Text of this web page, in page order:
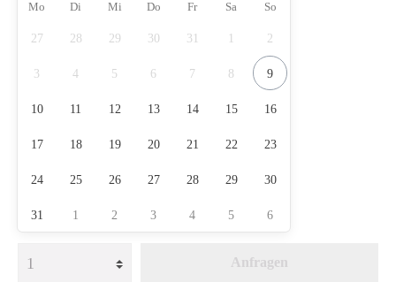
Mo Di Mi Do Fr Sa So
27 28 29 30 31 2
3 4 5 6 7 8 9
10 11 12 13 14 15 16
17 18 19 20 21 22 23
24 25 26 27 28 29 30
31 1 2 3 4 5 6
Anfragen